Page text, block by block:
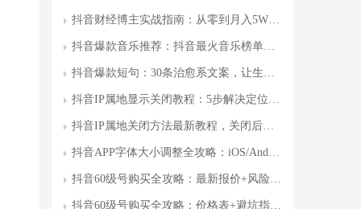
抖音财经博主实战指南：从零到月入5W+的副业赚钱秘籍
抖音爆款音乐推荐：抖音最火音乐榜单及创作趋势深度
抖音爆款短句：30条治愈系文案，让生活充满正能量(附写作技巧)
抖音IP属地显示关闭教程：5步解决定位问题(附详细指南)
抖音IP属地关闭方法最新教程，关闭后隐藏真实位置?操作步骤全
抖音APP字体大小调整全攻略：iOS/Android双版本保姆级设置指南
抖音60级号购买全攻略：最新报价+风险提示(附避坑指南)
抖音60级号购买全攻略：价格表+避坑指南+选购技巧(附验证方法)